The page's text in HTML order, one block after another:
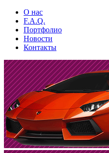
О нас
F.A.Q.
Портфолио
Новости
Контакты